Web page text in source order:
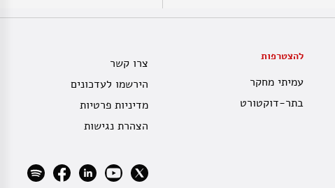
להצטרפות
עמיתי מחקר
בתר-דוקטורט
צרו קשר
הירשמו לעדכונים
מדיניות פרטיות
הצהרת נגישות